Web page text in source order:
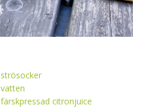
strösocker
vatten
färskpressad citronjuice